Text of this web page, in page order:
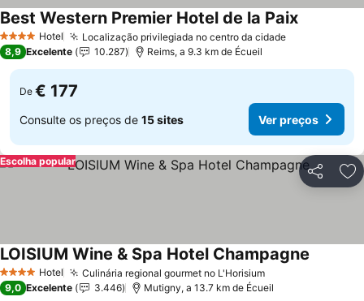
4 EstrelasHotel Localização privilegiada no centro da cidadeVer preços
Best Western Premier Hotel de la PaixVer preços
8,9 Excelente 10.287 Reims, a 9.3 km de Écueil
De € 177
Consulte os preços de 15 sites Ver preços
Partilhar
Escolha popular
4 EstrelasHotel Culinária regional gourmet no L'HorisiumVer preços
LOISIUM Wine & Spa Hotel Champagne
9,0 Excelente 3.446 Mutigny, a 13.7 km de Écueil